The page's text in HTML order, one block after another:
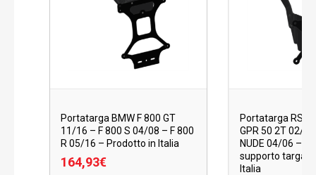
Portatarga BMW F 800 GT
11/16 – F 800 S 04/08 – F 800
R 05/16 – Prodotto in Italia
164,93€
Portatarga RS
GPR 50 2T 02/
NUDE 04/06 –
supporto targa
Italia